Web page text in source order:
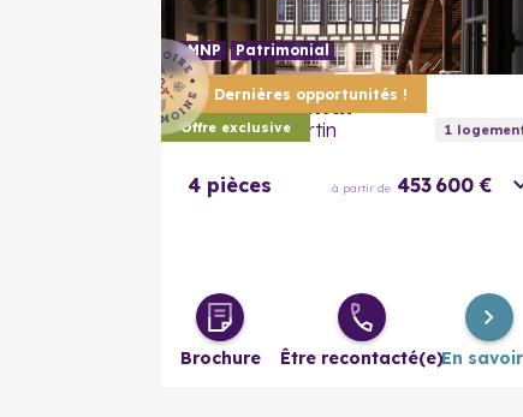
Dernières opportunités !
Offre exclusive
LMNP Patrimonial
68000 Colmar
Cour Saint Martin 1
4 pièces à partir de 453 600 €
Brochure Être recontacté(e)En